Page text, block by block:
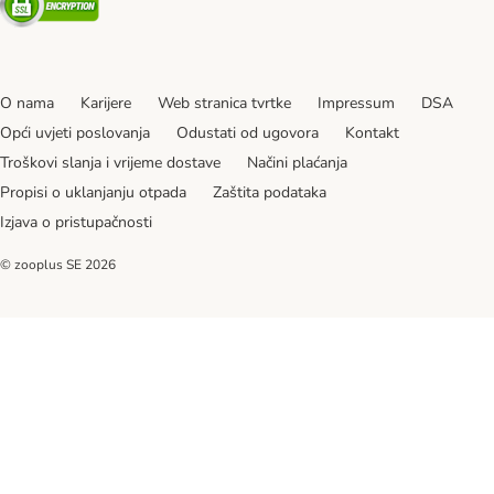
O nama Karijere Web stranica tvrtke Impressum
DSA
Opći uvjeti poslovanja
Odustati od ugovora
Kontakt
Troškovi slanja i vrijeme dostave
Načini plaćanja
Propisi o uklanjanju otpada
Zaštita podataka
Izjava o pristupačnosti
© zooplus SE 2026